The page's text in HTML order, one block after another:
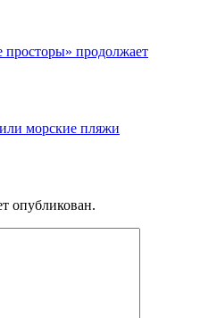
просторы» продолжает
морские пляжи
опубликован.